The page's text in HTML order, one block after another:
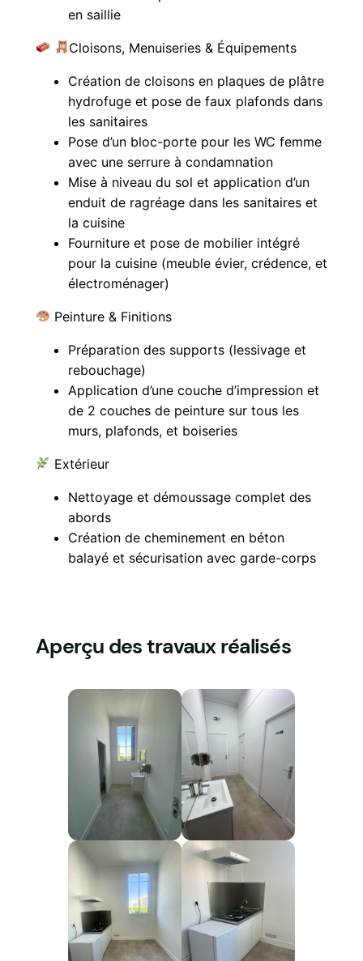
en saillie
Cloisons, Menuiseries & Équipements
Création de cloisons en plaques de plâtre
hydrofuge et pose de faux plafonds dans
les sanitaires
Pose d’un bloc-porte pour les WC femme
avec une serrure à condamnation
Mise à niveau du sol et application d’un
enduit de ragréage dans les sanitaires et
la cuisine
Fourniture et pose de mobilier intégré
pour la cuisine (meuble évier, crédence, et
électroménager)
Peinture & Finitions
Préparation des supports (lessivage et
rebouchage)
Application d’une couche d’impression et
de 2 couches de peinture sur tous les
murs, plafonds, et boiseries
Extérieur
Nettoyage et démoussage complet des
abords
Création de cheminement en béton
balayé et sécurisation avec garde-corps
Aperçu des travaux réalisés